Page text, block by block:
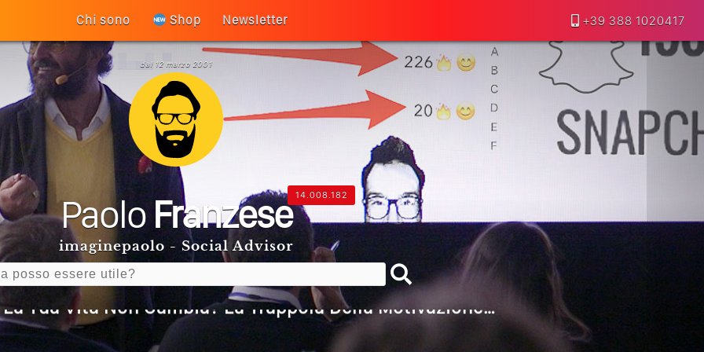
+39 388 1020417
Chi sono Shop Newsletter
dal 12 marzo 2001
14.008.182
Paolo Franzese
imaginepaolo - Social Advisor
La Tua Vita Non Cambia? La Trappola Della Motivazione…
Diventa Speranza: Il Quarto Memorial Carmine Franzese
Un Articolo Per Il Blog? Uno Che Leggeranno Davvero